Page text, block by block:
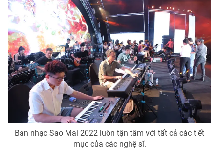
Ban nhạc Sao Mai 2022 luôn tận tâm với tất cả các tiết
mục của các nghệ sĩ.